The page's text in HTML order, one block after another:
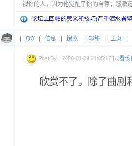
视你的人，因为他觉醒了你的自尊；感激
论坛上回帖的意义和技巧(严重潜水者
QQ 信息 搜索 邮箱 主页
Post By：2006-01-09 21:05:17 [只看该
欣赏不了。除了曲剧